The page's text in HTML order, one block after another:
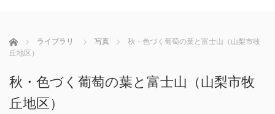
Home ライブラリ 写真
秋・色づく葡萄の葉と富士山（山梨市牧
丘地区）
秋・色づく葡萄の葉と富士山（山梨市牧
丘地区）